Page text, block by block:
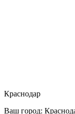
Краснодар
Ваш город: